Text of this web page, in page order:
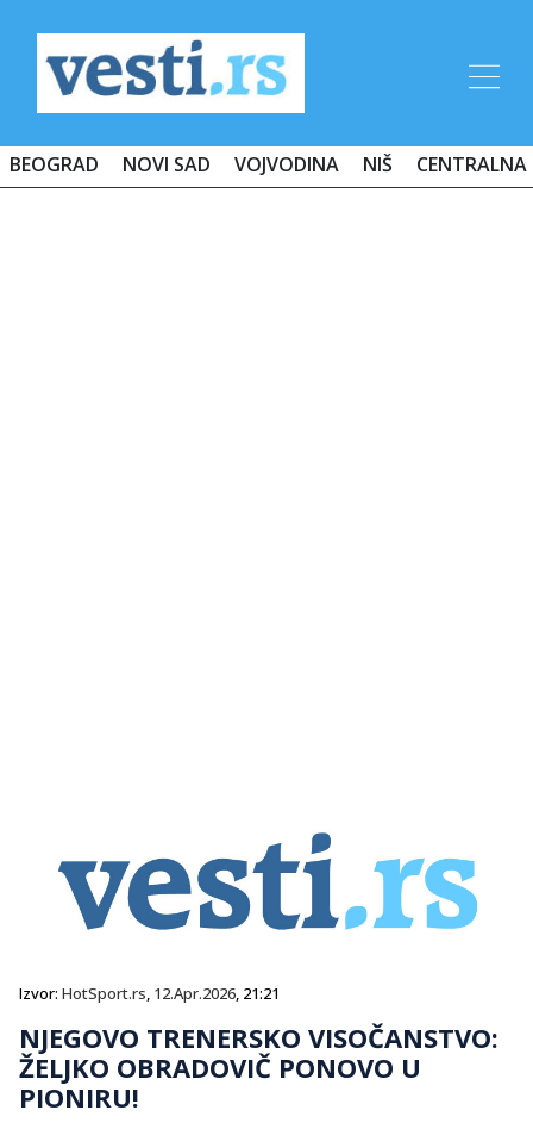
BEOGRAD NOVI SAD VOJVODINA NIŠ CENTRALNA
Izvor: HotSport.rs, 12.Apr.2026, 21:21
NJEGOVO TRENERSKO VISOČANSTVO:
ŽELJKO OBRADOVIČ PONOVO U
PIONIRU!